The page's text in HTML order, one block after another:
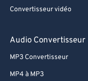
Convertisseur vidéo
Audio Convertisseur
MP3 Convertisseur
MP4 à MP3